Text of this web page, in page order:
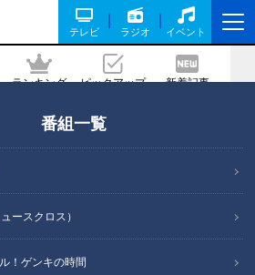
テレビ ラジオ イベント
ランキング ピックアップ 新着記事
番組一覧
ースクロス）
！ゲンキの時間
背景には「少子化」だ
向上」も